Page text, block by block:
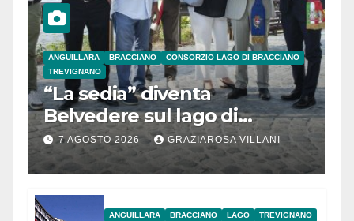
ANGUILLARA BRACCIANO
CONSORZIO LAGO DI BRACCIANO
TREVIGNANO
“La sedia” diventa
Belvedere sul lago di
Bracciano: ieri
l’inaugurazione
7 AGOSTO 2026 GRAZIAROSA VILLANI
ANGUILLARA BRACCIANO LAGO TREVIGNANO